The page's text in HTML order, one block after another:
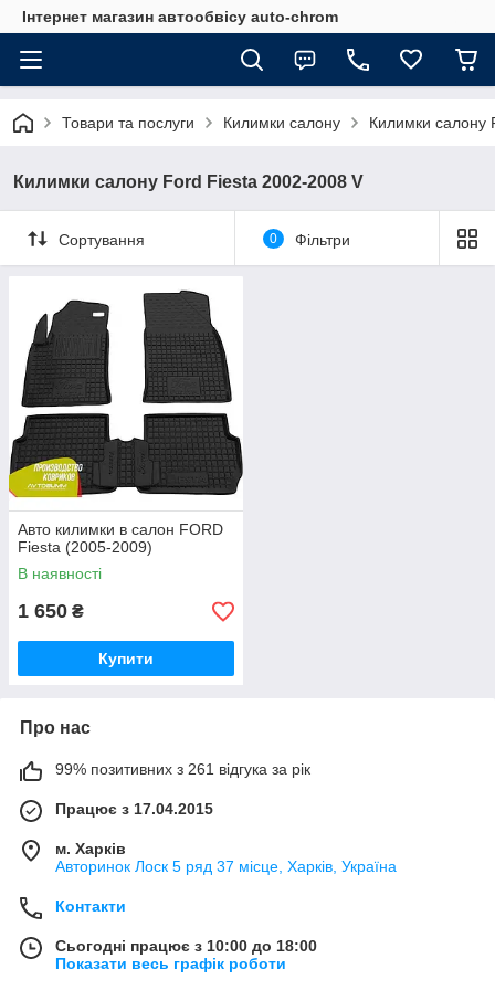
Інтернет магазин автообвісу auto-chrom
Товари та послуги Килимки салону Килимки салону
Килимки салону Ford Fiesta 2002-2008 V
Сортування 0 Фільтри
Авто килимки в салон FORD
Fiesta (2005-2009)
В наявності
1 650 ₴
Купити
Про нас
99% позитивних з 261 відгука за рік
Працює з 17.04.2015
м. Харків
Авторинок Лоск 5 ряд 37 місце, Харків, Україна
Контакти
Сьогодні працює з 10:00 до 18:00
Показати весь графік роботи